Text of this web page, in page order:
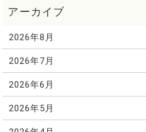
2026年8月
2026年7月
2026年6月
2026年5月